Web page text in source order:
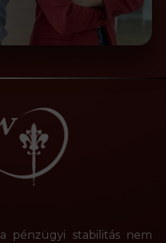
pénzügyi stabilitás nem